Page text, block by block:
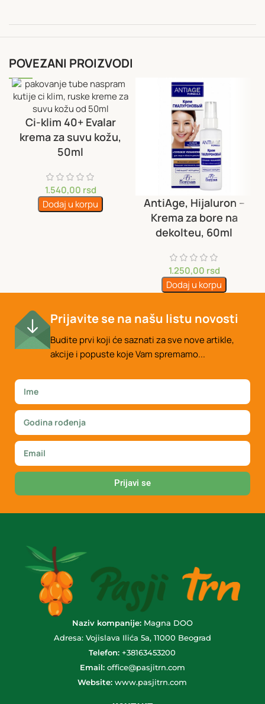
POVEZANI PROIZVODI
Ci-klim 40+ Evalar
krema za suvu kožu,
50ml
1.540,00 rsd
Dodaj u korpu
AntiAge, Hijaluron –
Krema za bore na
dekolteu, 60ml
1.250,00 rsd
Dodaj u korpu
Prijavite se na našu listu novosti
Budite prvi koji će saznati za sve nove artikle,
akcije i popuste koje Vam spremamo...
Prijavi se
Naziv kompanije:Magna DOO
Adresa: Vojislava Ilića 5a, 11000 Beograd
Telefon: +38163453200
Email:office@pasjitrn.com
Website: www.pasjitrn.com